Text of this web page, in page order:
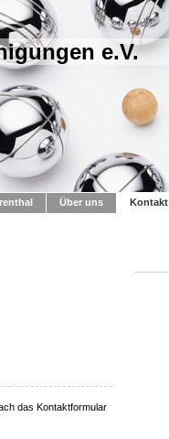
e.V.
Über uns Kontakt
das Kontaktformular